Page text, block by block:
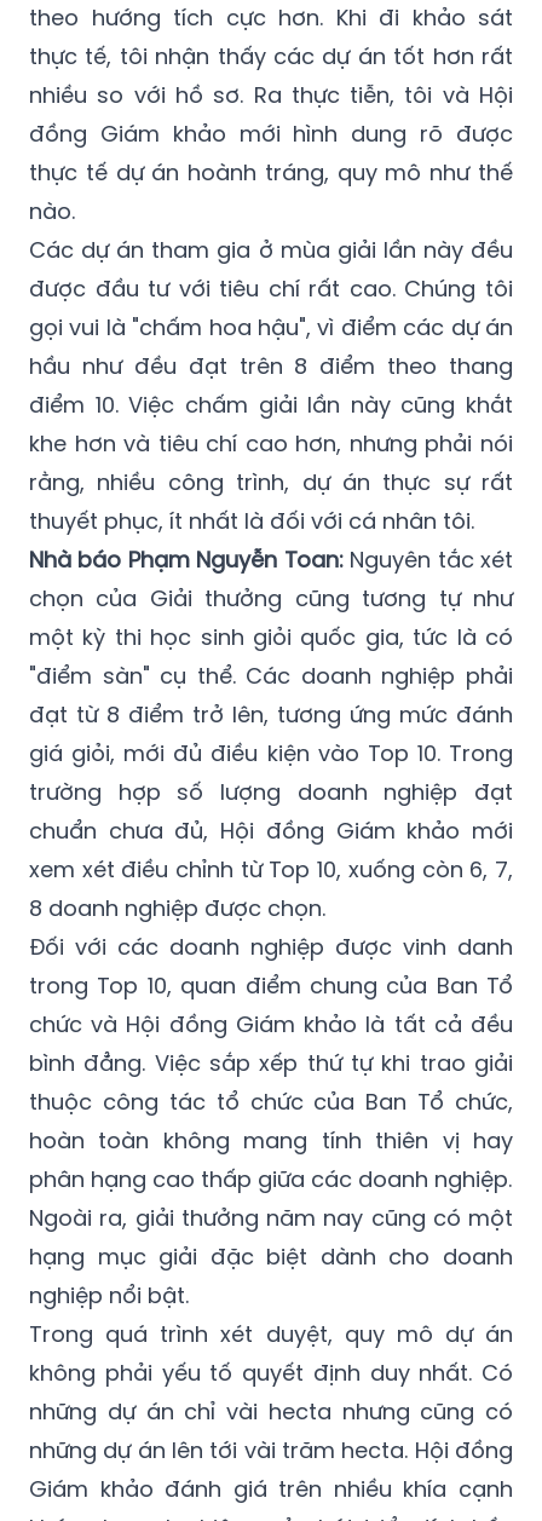
theo hướng tích cực hơn. Khi đi khảo sát
thực tế, tôi nhận thấy các dự án tốt hơn rất
nhiều so với hồ sơ. Ra thực tiễn, tôi và Hội
đồng Giám khảo mới hình dung rõ được
thực tế dự án hoành tráng, quy mô như thế
nào.
Các dự án tham gia ở mùa giải lần này đều
được đầu tư với tiêu chí rất cao. Chúng tôi
gọi vui là "chấm hoa hậu", vì điểm các dự án
hầu như đều đạt trên 8 điểm theo thang
điểm 10. Việc chấm giải lần này cũng khắt
khe hơn và tiêu chí cao hơn, nhưng phải nói
rằng, nhiều công trình, dự án thực sự rất
thuyết phục, ít nhất là đối với cá nhân tôi.
Nhà báo Phạm Nguyễn Toan: Nguyên tắc xét
chọn của Giải thưởng cũng tương tự như
một kỳ thi học sinh giỏi quốc gia, tức là có
"điểm sàn" cụ thể. Các doanh nghiệp phải
đạt từ 8 điểm trở lên, tương ứng mức đánh
giá giỏi, mới đủ điều kiện vào Top 10. Trong
trường hợp số lượng doanh nghiệp đạt
chuẩn chưa đủ, Hội đồng Giám khảo mới
xem xét điều chỉnh từ Top 10, xuống còn 6, 7,
8 doanh nghiệp được chọn.
Đối với các doanh nghiệp được vinh danh
trong Top 10, quan điểm chung của Ban Tổ
chức và Hội đồng Giám khảo là tất cả đều
bình đẳng. Việc sắp xếp thứ tự khi trao giải
thuộc công tác tổ chức của Ban Tổ chức,
hoàn toàn không mang tính thiên vị hay
phân hạng cao thấp giữa các doanh nghiệp.
Ngoài ra, giải thưởng năm nay cũng có một
hạng mục giải đặc biệt dành cho doanh
nghiệp nổi bật.
Trong quá trình xét duyệt, quy mô dự án
không phải yếu tố quyết định duy nhất. Có
những dự án chỉ vài hecta nhưng cũng có
những dự án lên tới vài trăm hecta. Hội đồng
Giám khảo đánh giá trên nhiều khía cạnh